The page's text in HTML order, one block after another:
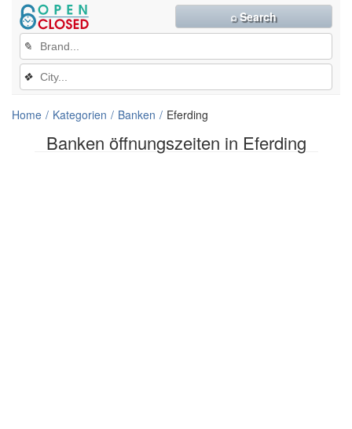
Banken öffnungszeiten in Eferding
✎
❖
⌕ Search
Home Kategorien Banken Eferding